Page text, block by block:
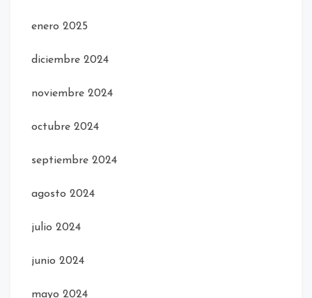
enero 2025
diciembre 2024
noviembre 2024
octubre 2024
septiembre 2024
agosto 2024
julio 2024
junio 2024
mayo 2024